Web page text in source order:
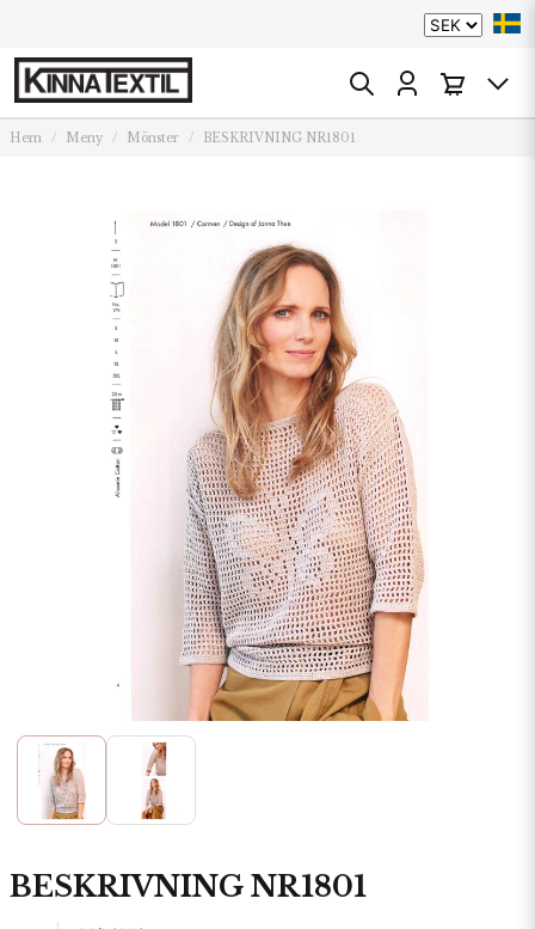
Hem Meny Mönster BESKRIVNING NR1801
BESKRIVNING NR1801